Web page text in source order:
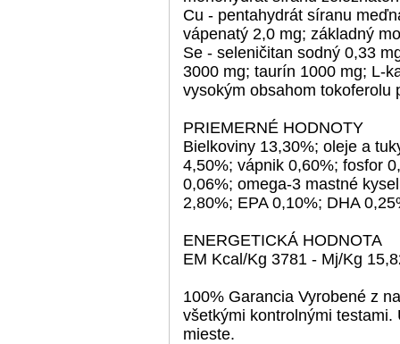
Cu - pentahydrát síranu
vápenatý 2,0 mg; základný
Se - seleničitan sodný 0,33
3000 mg; taurín 1000 mg; L-
vysokým obsahom tokoferolu
PRIEMERNÉ HODNOTY
Bielkoviny 13,30%; oleje a
4,50%; vápnik 0,60%; fosfor
0,06%; omega-3 mastné
2,80%; EPA 0,10%; DHA
ENERGETICKÁ HODNOTA
EM Kcal/Kg 3781 - Mj/Kg
100% Garancia Vyrobené z
všetkými kontrolnými
mieste.